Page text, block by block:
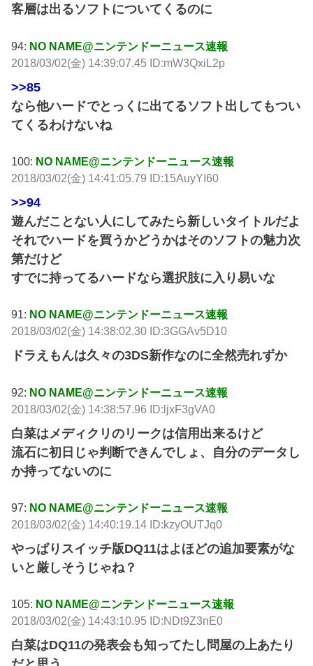
客層は出るソフトについてくるのに
94: NO NAME@ニンテンドーニュース速報
2018/03/02(金) 14:39:07.45 ID:mW3QxiL2p
>>85
なら他ハードでとっくに出てるソフト出してもつい
てくるわけないね
100: NO NAME@ニンテンドーニュース速報
2018/03/02(金) 14:41:05.79 ID:15AuyYI60
>>94
遊んだことない人にしてみたら新しいタイトルだよ
それでハードを買うかどうかはそのソフトの魅力次
第だけど
すでに持ってるハードなら選択肢に入り易いな
91: NO NAME@ニンテンドーニュース速報
2018/03/02(金) 14:38:02.30 ID:3GGAv5D10
ドラえもんは久々の3DS新作なのに全然売れずか
92: NO NAME@ニンテンドーニュース速報
2018/03/02(金) 14:38:57.96 ID:ljxF3gVA0
白菜はメディクリのリークは信用出来るけど
流石に初日じゃ判断できんでしょ、自分のデータし
か持ってないのに
97: NO NAME@ニンテンドーニュース速報
2018/03/02(金) 14:40:19.14 ID:kzyOUTJq0
やっぱりスイッチ版DQ11はよほどの追加要素がな
いと厳しそうじゃね？
105: NO NAME@ニンテンドーニュース速報
2018/03/02(金) 14:43:10.95 ID:NDt9Z3nE0
白菜はDQ11の発表会も知ってたし問屋の上あたり